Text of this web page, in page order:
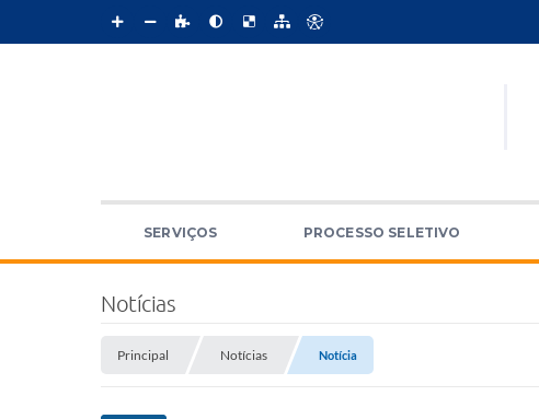
SERVIÇOS PROCESSO SELETIVO
Notícias
Principal Notícias Notícia